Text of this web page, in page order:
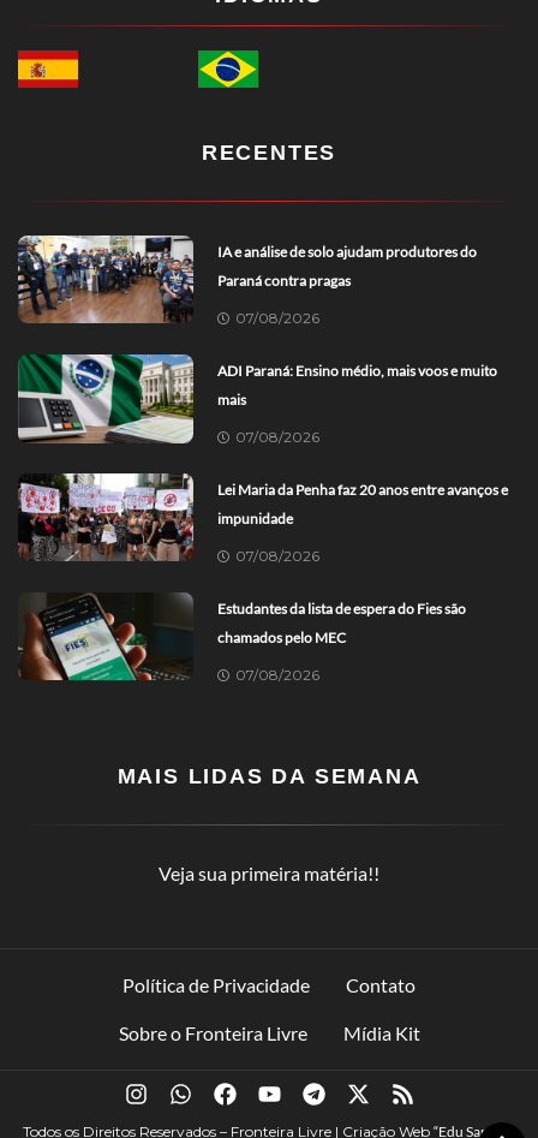
RECENTES
IA e análise de solo ajudam produtores do
Paraná contra pragas
07/08/2026
ADI Paraná: Ensino médio, mais voos e muito
mais
07/08/2026
Lei Maria da Penha faz 20 anos entre avanços e
impunidade
07/08/2026
Estudantes da lista de espera do Fies são
chamados pelo MEC
07/08/2026
MAIS LIDAS DA SEMANA
Veja sua primeira matéria!!
Política de Privacidade Contato
Sobre o Fronteira Livre Mídia Kit
Todos os Direitos Reservados – Fronteira Livre | Criação Web “Edu Santana